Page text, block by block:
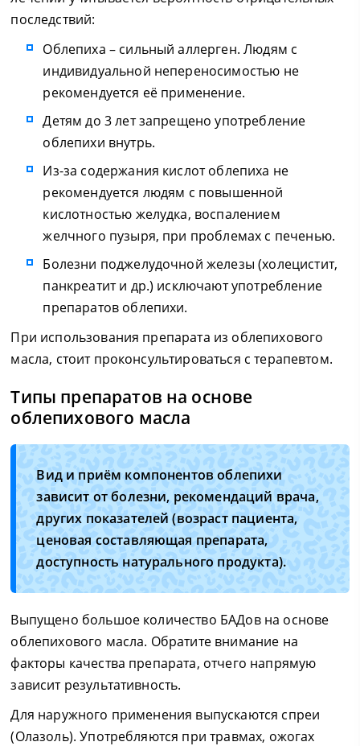
последствий:
Облепиха – сильный аллерген. Людям с
индивидуальной непереносимостью не
рекомендуется её применение.
Детям до 3 лет запрещено употребление
облепихи внутрь.
Из-за содержания кислот облепиха не
рекомендуется людям с повышенной
кислотностью желудка, воспалением
желчного пузыря, при проблемах с печенью.
Болезни поджелудочной железы (холецистит,
панкреатит и др.) исключают употребление
препаратов облепихи.
При использования препарата из облепихового
масла, стоит проконсультироваться с терапевтом.
Типы препаратов на основе
облепихового масла
Вид и приём компонентов облепихи
зависит от болезни, рекомендаций врача,
других показателей (возраст пациента,
ценовая составляющая препарата,
доступность натурального продукта).
Выпущено большое количество БАДов на основе
облепихового масла. Обратите внимание на
факторы качества препарата, отчего напрямую
зависит результативность.
Для наружного применения выпускаются спреи
(Олазоль). Употребляются при травмах, ожогах